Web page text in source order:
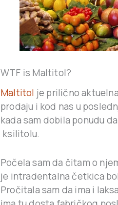
WTF is Maltitol?
Maltitol je prilično
prodaju i kod nas u
kada sam dobila ponudu
ksilitolu.
Počela sam da čitam o
je intradentalna četkica
Pročitala sam da ima i